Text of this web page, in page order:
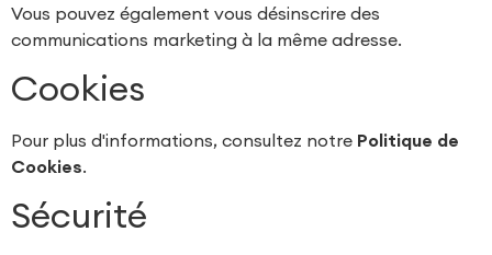
Vous pouvez également vous désinscrire des
communications marketing à la même adresse.
Cookies
Pour plus d'informations, consultez notre Politique de
Cookies.
Sécurité